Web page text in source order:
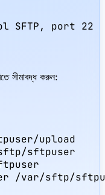
SFTP, port 22
সীমাবদ্ধ করুন:
upload
sftpuser
/var/sftp/